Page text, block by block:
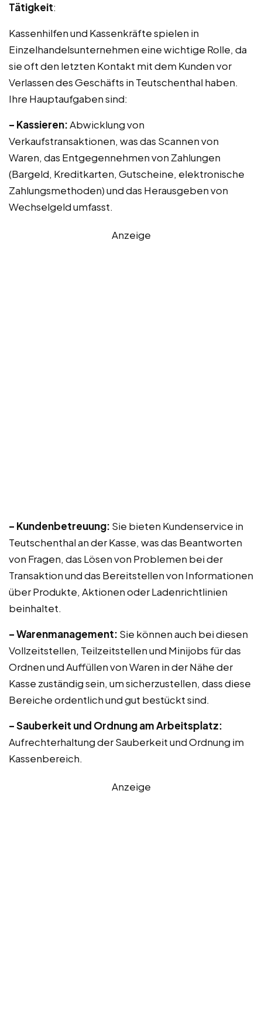
Tätigkeit:
Kassenhilfen und Kassenkräfte spielen in
Einzelhandelsunternehmen eine wichtige Rolle, da
sie oft den letzten Kontakt mit dem Kunden vor
Verlassen des Geschäfts in Teutschenthal haben.
Ihre Hauptaufgaben sind:
– Kassieren:Abwicklung von
Verkaufstransaktionen, was das Scannen von
Waren, das Entgegennehmen von Zahlungen
(Bargeld, Kreditkarten, Gutscheine, elektronische
Zahlungsmethoden) und das Herausgeben von
Wechselgeld umfasst.
Anzeige
– Kundenbetreuung: Sie bieten Kundenservice in
Teutschenthal an der Kasse, was das Beantworten
von Fragen, das Lösen von Problemen bei der
Transaktion und das Bereitstellen von Informationen
über Produkte, Aktionen oder Ladenrichtlinien
beinhaltet.
– Warenmanagement: Sie können auch bei diesen
Vollzeitstellen, Teilzeitstellen und Minijobs für das
Ordnen und Auffüllen von Waren in der Nähe der
Kasse zuständig sein, um sicherzustellen, dass diese
Bereiche ordentlich und gut bestückt sind.
– Sauberkeit und Ordnung am Arbeitsplatz:
Aufrechterhaltung der Sauberkeit und Ordnung im
Kassenbereich.
Anzeige